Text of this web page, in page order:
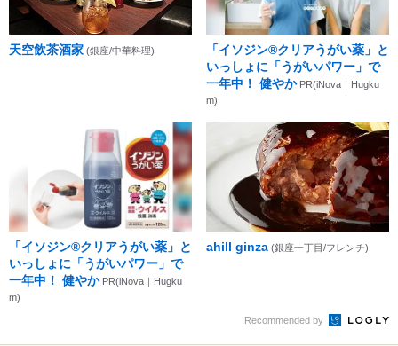
天空飲茶酒家 (銀座/中華料理)
「イソジン®クリアうがい薬」と
いっしょに「うがいパワー」で
一年中！ 健やか PR(iNova｜Hugku
m)
「イソジン®クリアうがい薬」と
いっしょに「うがいパワー」で
一年中！ 健やか PR(iNova｜Hugku
m)
ahill ginza (銀座一丁目/フレンチ)
Recommended by